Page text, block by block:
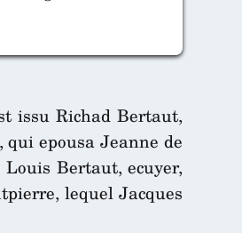
issu Richad Bertaut,
epousa Jeanne de
Bertaut, ecuyer,
lequel Jacques